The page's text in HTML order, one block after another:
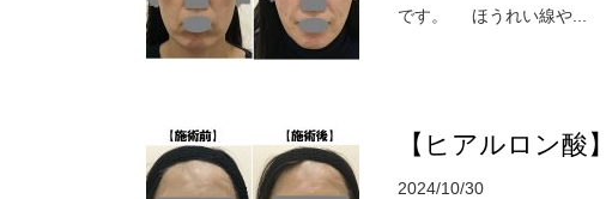
です。 ほうれい線や...
【ヒアルロン酸
2024/10/30